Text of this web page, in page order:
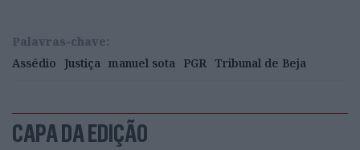
Palavras-chave:
Assédio
Justiça manuel sota PGR Tribunal de Beja
CAPA DA EDIÇÃO